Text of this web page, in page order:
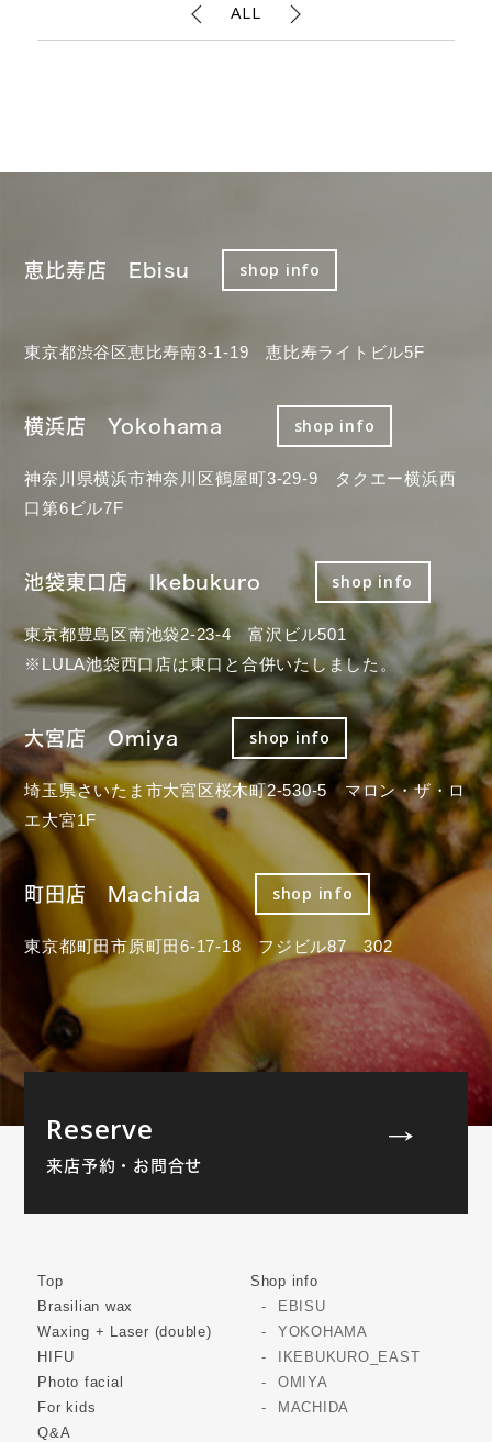
ALL
恵比寿店 Ebisu shop info
東京都渋谷区恵比寿南3-1-19 恵比寿ライトビル5F
横浜店 Yokohama shop info
神奈川県横浜市神奈川区鶴屋町3-29-9 タクエー横浜西
口第6ビル7F
池袋東口店 Ikebukuro shop info
東京都豊島区南池袋2-23-4 富沢ビル501
※LULA池袋西口店は東口と合併いたしました。
大宮店 Omiya shop info
埼玉県さいたま市大宮区桜木町2-530-5 マロン・ザ・ロ
エ大宮1F
町田店 Machida shop info
東京都町田市原町田6-17-18 フジビル87 302
Reserve
来店予約・お問合せ
Top
Brasilian wax
Waxing + Laser (double)
HIFU
Photo facial
For kids
Q&A
Shop info
EBISU
YOKOHAMA
IKEBUKURO_EAST
OMIYA
MACHIDA